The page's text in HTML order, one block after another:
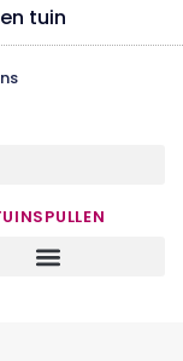
tuin